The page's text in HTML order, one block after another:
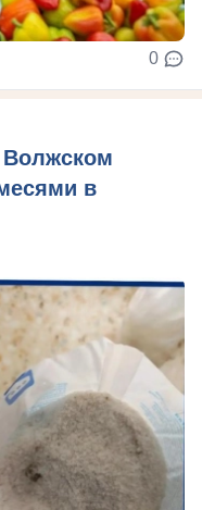
0
Волжском
в